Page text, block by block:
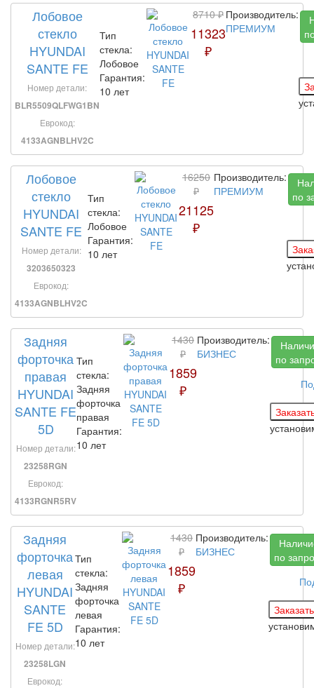
Лобовое
стекло
HYUNDAI
SANTE FE
Номер детали:
BLR5509QLFWG1BN
Еврокод:
4133AGNBLHV2C
Тип
стекла:
Лобовое
Гарантия:
10 лет
8710 ₽
11323
₽
Производитель:
ПРЕМИУМ
Лобовое
стекло
HYUNDAI
SANTE FE
Номер детали:
3203650323
Еврокод:
4133AGNBLHV2C
Тип
стекла:
Лобовое
Гарантия:
10 лет
16250
₽
21125
₽
Производитель:
ПРЕМИУМ
по
Задняя
форточка
правая
HYUNDAI
SANTE FE
5D
Номер детали:
23258RGN
Еврокод:
4133RGNR5RV
Тип
стекла:
Задняя
форточка
правая
Гарантия:
10 лет
1430
₽
1859
₽
Производитель:
БИЗНЕС
по
Задняя
форточка
левая
HYUNDAI
SANTE
FE 5D
Номер детали:
23258LGN
Еврокод:
Тип
стекла:
Задняя
форточка
левая
Гарантия:
10 лет
1430
₽
1859
₽
Производитель:
БИЗНЕС
по